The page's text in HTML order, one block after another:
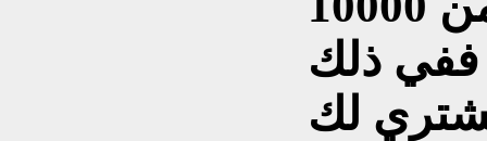
ففي ذلك
لك